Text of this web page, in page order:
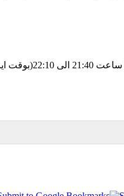
ساعت 21:40 الی 22:10( بوقت